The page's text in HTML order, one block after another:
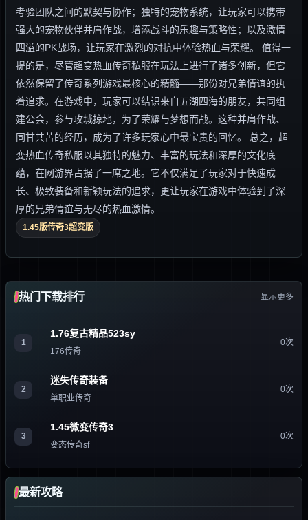
考验团队之间的默契与协作；独特的宠物系统，让玩家可以携带
强大的宠物伙伴并肩作战，增添战斗的乐趣与策略性；以及激情
四溢的PK战场，让玩家在激烈的对抗中体验热血与荣耀。 值得一
提的是，尽管超变热血传奇私服在玩法上进行了诸多创新，但它
依然保留了传奇系列游戏最核心的精髓——那份对兄弟情谊的执
着追求。在游戏中，玩家可以结识来自五湖四海的朋友，共同组
建公会，参与攻城掠地，为了荣耀与梦想而战。这种并肩作战、
同甘共苦的经历，成为了许多玩家心中最宝贵的回忆。 总之，超
变热血传奇私服以其独特的魅力、丰富的玩法和深厚的文化底
蕴，在网游界占据了一席之地。它不仅满足了玩家对于快速成
长、极致装备和新颖玩法的追求，更让玩家在游戏中体验到了深
厚的兄弟情谊与无尽的热血激情。
1.45版传奇3超变版
热门下载排行 显示更多
1
1.76复古精品523sy
176传奇
0次
2
迷失传奇装备
单职业传奇
0次
3
1.45微变传奇3
变态传奇sf
0次
最新攻略